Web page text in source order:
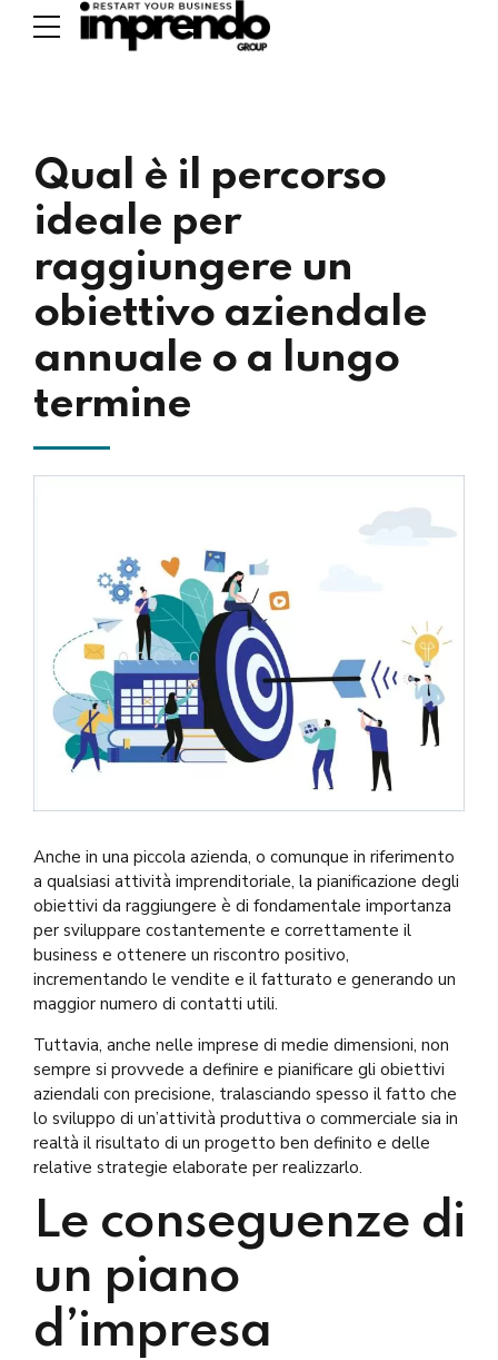
Qual è il percorso
ideale per
raggiungere un
obiettivo aziendale
annuale o a lungo
termine
Anche in una piccola azienda, o comunque in riferimento
a qualsiasi attività imprenditoriale, la pianificazione degli
obiettivi da raggiungere è di fondamentale importanza
per sviluppare costantemente e correttamente il
business e ottenere un riscontro positivo,
incrementando le vendite e il fatturato e generando un
maggior numero di contatti utili.
Tuttavia, anche nelle imprese di medie dimensioni, non
sempre si provvede a definire e pianificare gli obiettivi
aziendali con precisione, tralasciando spesso il fatto che
lo sviluppo di un’attività produttiva o commerciale sia in
realtà il risultato di un progetto ben definito e delle
relative strategie elaborate per realizzarlo.
Le conseguenze di
un piano
d’impresa